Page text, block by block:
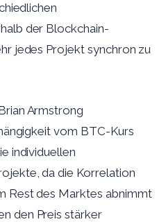
der Blockchain-
jedes Projekt synchron zu
Armstrong
vom BTC-Kurs
individuellen
da die Korrelation
Rest des Marktes abnimmt
den Preis stärker